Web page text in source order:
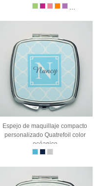
Espejo de maquillaje compacto
personalizado Quatrefoil color
océanico